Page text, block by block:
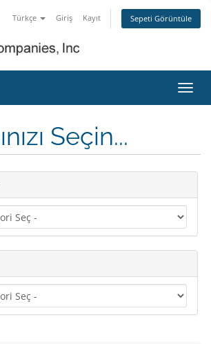
Türkçe Giriş Kayıt Sepeti Görüntüle
Seçin...